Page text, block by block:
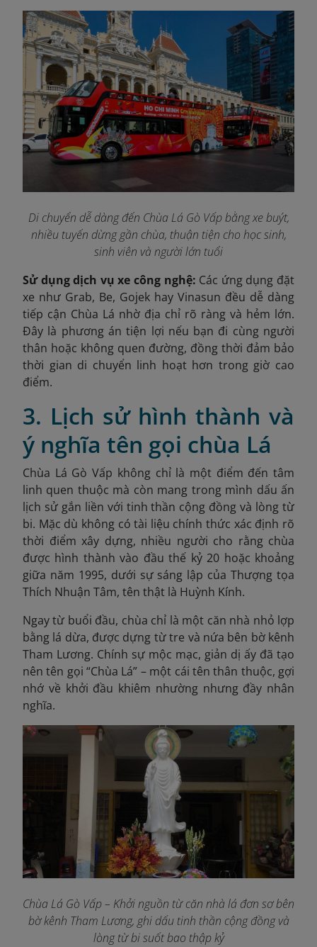
Di chuyển dễ dàng đến Chùa Lá Gò Vấp bằng xe buýt,
nhiều tuyến dừng gần chùa, thuận tiện cho học sinh,
sinh viên và người lớn tuổi
Sử dụng dịch vụ xe công nghệ: Các ứng dụng đặt
xe như Grab, Be, Gojek hay Vinasun đều dễ dàng
tiếp cận Chùa Lá nhờ địa chỉ rõ ràng và hẻm lớn.
Đây là phương án tiện lợi nếu bạn đi cùng người
thân hoặc không quen đường, đồng thời đảm bảo
thời gian di chuyển linh hoạt hơn trong giờ cao
điểm.
3. Lịch sử hình thành và
ý nghĩa tên gọi chùa Lá
Chùa Lá Gò Vấp không chỉ là một điểm đến tâm
linh quen thuộc mà còn mang trong mình dấu ấn
lịch sử gắn liền với tinh thần cộng đồng và lòng từ
bi. Mặc dù không có tài liệu chính thức xác định rõ
thời điểm xây dựng, nhiều người cho rằng chùa
được hình thành vào đầu thế kỷ 20 hoặc khoảng
giữa năm 1995, dưới sự sáng lập của Thượng tọa
Thích Nhuận Tâm, tên thật là Huỳnh Kính.
Ngay từ buổi đầu, chùa chỉ là một căn nhà nhỏ lợp
bằng lá dừa, được dựng từ tre và nứa bên bờ kênh
Tham Lương. Chính sự mộc mạc, giản dị ấy đã tạo
nên tên gọi “Chùa Lá” – một cái tên thân thuộc, gợi
nhớ về khởi đầu khiêm nhường nhưng đầy nhân
nghĩa.
Chùa Lá Gò Vấp – Khởi nguồn từ căn nhà lá đơn sơ bên
bờ kênh Tham Lương, ghi dấu tinh thần cộng đồng và
lòng từ bi suốt bao thập kỷ